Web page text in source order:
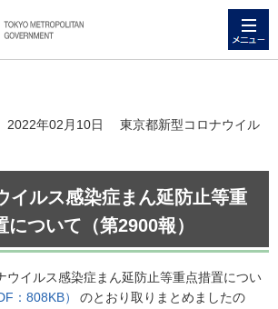
2022年02月10日 東京都新型コロナウイル
イルス感染症まん延防止等重
について（第2900報）
ウイルス感染症まん延防止等重点措置につい
：808KB）
のとおり取りまとめましたの